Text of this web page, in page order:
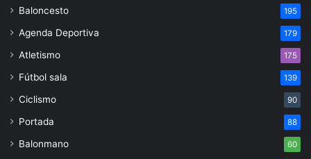
Baloncesto 195
Agenda Deportiva 179
Atletismo 175
Fútbol sala 139
Ciclismo 90
Portada 88
Balonmano 60